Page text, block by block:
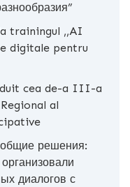
trainingul ,,AI
digitale pentru
cea de-a III-a
al
решения:
диалогов с